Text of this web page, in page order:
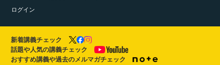
ログイン
新着講義チェック
話題や人気の講義チェック
おすすめ講義や過去のメルマガチェック